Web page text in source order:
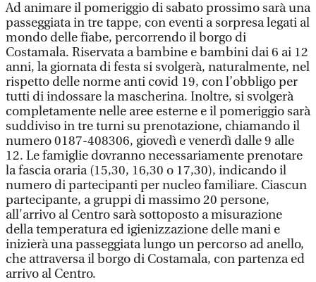
Ad animare il pomeriggio di sabato prossimo sarà una
passeggiata in tre tappe, con eventi a sorpresa legati al
mondo delle fiabe, percorrendo il borgo di
Costamala. Riservata a bambine e bambini dai 6 ai 12
anni, la giornata di festa si svolgerà, naturalmente, nel
rispetto delle norme anti covid 19, con l’obbligo per
tutti di indossare la mascherina. Inoltre, si svolgerà
completamente nelle aree esterne e il pomeriggio sarà
suddiviso in tre turni su prenotazione, chiamando il
numero 0187-408306, giovedì e venerdì dalle 9 alle
12. Le famiglie dovranno necessariamente prenotare
la fascia oraria (15,30, 16,30 o 17,30), indicando il
numero di partecipanti per nucleo familiare. Ciascun
partecipante, a gruppi di massimo 20 persone,
all'arrivo al Centro sarà sottoposto a misurazione
della temperatura ed igienizzazione delle mani e
inizierà una passeggiata lungo un percorso ad anello,
che attraversa il borgo di Costamala, con partenza ed
arrivo al Centro.